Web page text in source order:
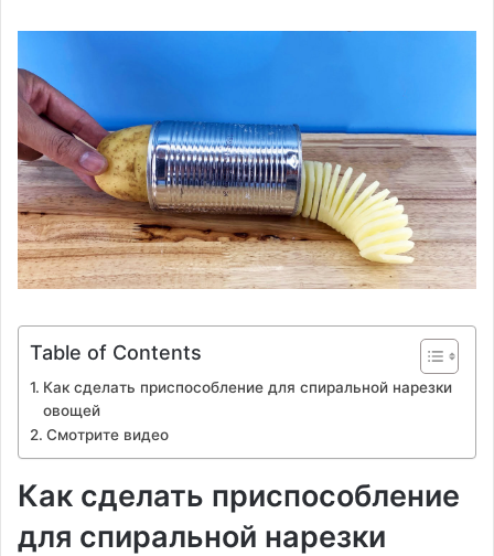
Table of Contents
Как сделать приспособление для спиральной нарезки
овощей
Смотрите видео
Как сделать приспособление
для спиральной нарезки